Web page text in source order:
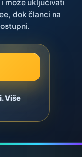
može uključivati
dok članci na
Više